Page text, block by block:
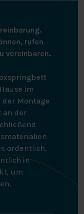
rufen
vereinbaren.
im
der Montage
an der
ordentlich.
in
um